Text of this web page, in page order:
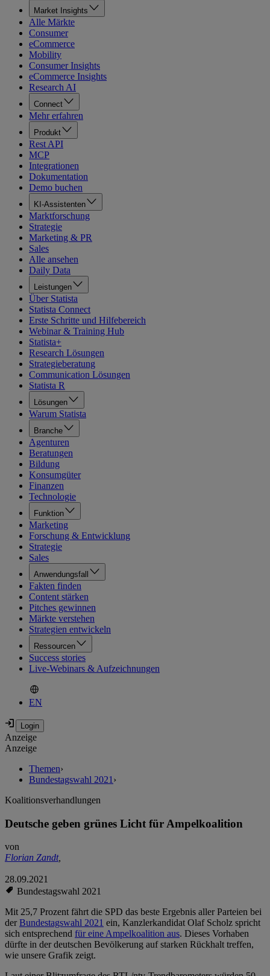
Market Insights
Alle Märkte
Consumer
eCommerce
Mobility
Consumer Insights
eCommerce Insights
Research AI
Connect
Mehr erfahren
Produkt
Rest API
MCP
Integrationen
Dokumentation
Demo buchen
KI-Assistenten
Marktforschung
Strategie
Marketing & PR
Sales
Alle ansehen
Daily Data
Leistungen
Über Statista
Statista Connect
Erste Schritte und Hilfebereich
Webinar & Training Hub
Statista+
Research Lösungen
Strategieberatung
Communication Lösungen
Statista R
Lösungen
Warum Statista
Branche
Agenturen
Beratungen
Bildung
Konsumgüter
Finanzen
Technologie
Funktion
Marketing
Forschung & Entwicklung
Strategie
Sales
Anwendungsfall
Fakten finden
Content stärken
Pitches gewinnen
Märkte verstehen
Strategien entwickeln
Ressourcen
Success stories
Live-Webinars & Aufzeichnungen
EN
Anzeige
Anzeige
Themen›
Bundestagswahl 2021 ›
Koalitionsverhandlungen
Deutsche geben grünes Licht für Ampelkoalition
von
Florian Zandt,
28.09.2021
Bundestagswahl 2021
Mit 25,7 Prozent fährt die SPD das beste Ergebnis aller Parteien bei
derBundestagswahl 2021 ein, Kanzlerkandidat Olaf Scholz spricht
sich entsprechend für eine Ampelkoalition aus. Dieses Vorhaben
dürfte in der deutschen Bevölkerung auf starken Rückhalt treffen,
wie unsere Grafik zeigt.